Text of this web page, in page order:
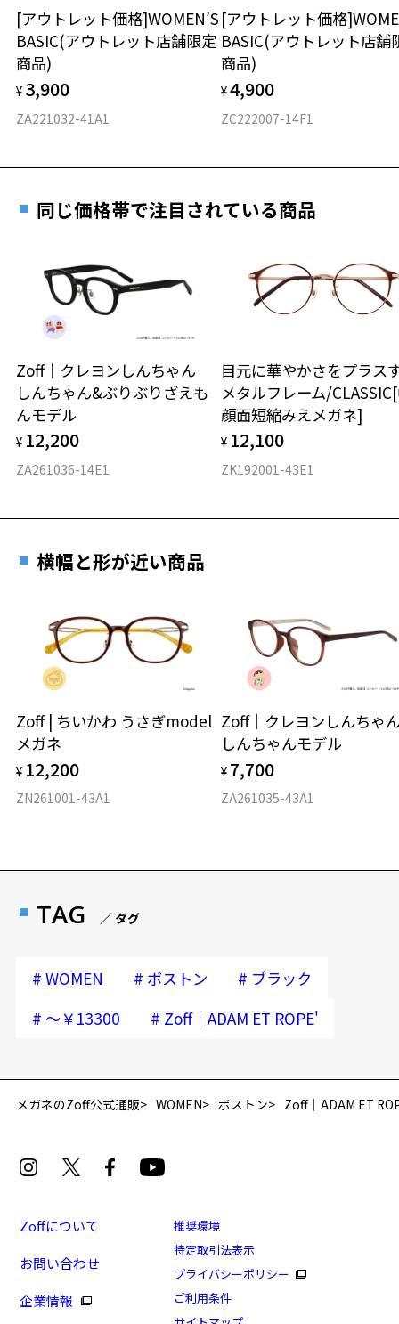
仕上がり寸法
D 仕上がりの横幅：約137mm
E 仕上がりの縦幅：約45mm
15.6g
※着脱式サングラス：デモレンズ、アタッチメント込みの重さ
タイプ
材質
フロント素材：アセテート
安心2 視力測定無料
視力の変化を早めに発見するために、定期的な視
力測定をおすすめいたします。
安心3 かかり具合調整無料
す。
オンラインストアでフレームのみ購入して、
実店舗で度付きにできます
ご購入時に「レンズ交換券」をお選びいただくと、実店舗で
度数を測定のうえ、度付きレンズ（標準セットレンズ）へ無
料交換いただけます。
お近くのZoff実店舗にて度数を測定いただけます（無料）。
その際は記入用紙をダウンロードしてお使いください。
ダウンロード
[アウトレット価格]WOMEN’S
BASIC(アウトレット店舗限定
商品)
¥ 3,900
ZA221032-41A1
[アウトレット価格
BASIC(アウトレット店舗
商品)
¥4,900
ZC222007-14F1
同じ価格帯で注目されている商品
Zoff｜クレヨンしんちゃん
しんちゃん&ぶりぶりざえも
んモデル
¥ 12,200
ZA261036-14E1
目元に華やかさをプラス
メタルフレーム/
顔面短縮みえメガネ]
¥ 12,100
ZK192001-43E1
横幅と形が近い商品
Zoff | ちいかわ うさぎmodel
メガネ
¥ 12,200
ZN261001-43A1
Zoff｜クレヨンしんち
しんちゃんモデル
¥ 7,700
ZA261035-43A1
TAG ／ タグ
# WOMEN # ボストン # ブラック
# ～￥13300 # Zoff｜ADAM ET ROPE'
メガネのZoff公式通販 WOMEN ボストン Zoff｜ADAM ET
Zoffについて
お問い合わせ
企業情報
推奨環境
特定取引法表示
プライバシーポリシー
ご利用条件